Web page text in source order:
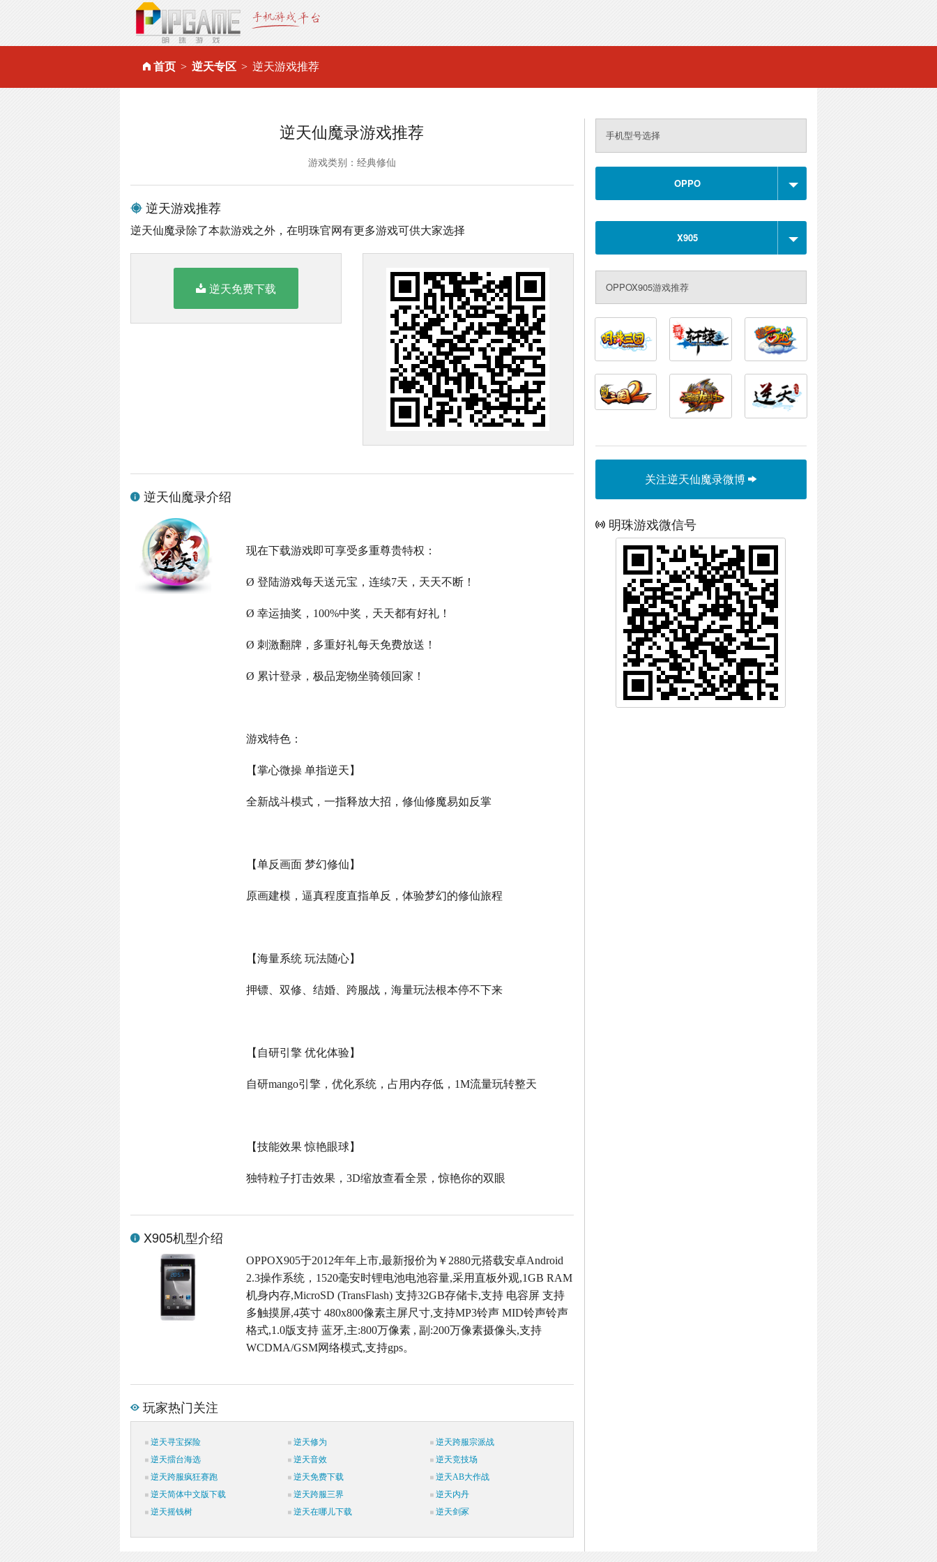
首页 逆天专区 逆天游戏推荐
逆天仙魔录游戏推荐
游戏类别：经典修仙
逆天游戏推荐
逆天仙魔录除了本款游戏之外，在明珠官网有更多游戏可供大家选择
逆天免费下载
逆天仙魔录介绍
现在下载游戏即可享受多重尊贵特权：
Ø 登陆游戏每天送元宝，连续7天，天天不断！
Ø 幸运抽奖，100%中奖，天天都有好礼！
Ø 刺激翻牌，多重好礼每天免费放送！
Ø 累计登录，极品宠物坐骑领回家！
游戏特色：
【掌心微操 单指逆天】
全新战斗模式，一指释放大招，修仙修魔易如反掌
【单反画面 梦幻修仙】
原画建模，逼真程度直指单反，体验梦幻的修仙旅程
【海量系统 玩法随心】
押镖、双修、结婚、跨服战，海量玩法根本停不下来
【自研引擎 优化体验】
自研mango引擎，优化系统，占用内存低， 1M流量玩转整天
【技能效果 惊艳眼球】
独特粒子打击效果，3D缩放查看全景，惊艳你的双眼
X905机型介绍
OPPOX905于2012年年上市,最新报价为￥2880元搭载安卓Android
2.3操作系统，1520毫安时锂电池电池容量,采用直板外观,1GB RAM
机身内存,MicroSD (TransFlash) 支持32GB存储卡,支持 电容屏 支持
多触摸屏,4英寸 480x800像素主屏尺寸,支持MP3铃声 MID铃声铃声
格式,1.0版支持 蓝牙,主:800万像素 , 副:200万像素摄像头,支持
WCDMA/GSM网络模式,支持gps。
玩家热门关注
逆天寻宝探险 逆天修为
逆天跨服宗派战
逆天擂台海选
逆天音效
逆天竞技场
逆天跨服疯狂赛跑
逆天免费下载
逆天AB大作战
逆天简体中文版下载
逆天跨服三界
逆天内丹
逆天摇钱树
逆天在哪儿下载 逆天剑冢
手机型号选择
OPPO
X905
OPPOX905游戏推荐
关注逆天仙魔录微博
明珠游戏微信号